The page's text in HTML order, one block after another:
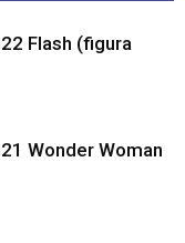
Flash (figura
Wonder Woman